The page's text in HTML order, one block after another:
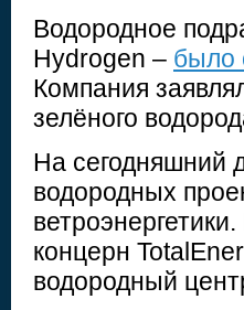
Водородное
Hydrogen – было
Компания
зелёного
На сегодняшний
водородных
концерн
водородный